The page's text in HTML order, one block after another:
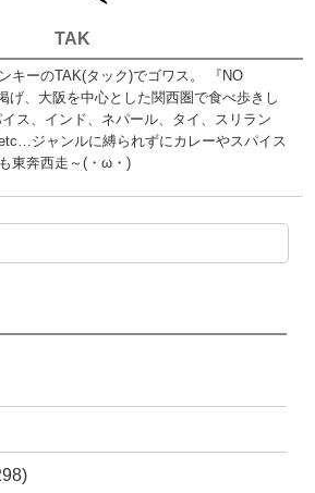
TAK
キーのTAK(タック)でゴワス。 『NO
げ、大阪を中心とした関西圏で食べ歩きし
ス、インド、ネパール、タイ、スリラン
ジャンルに縛られずにカレーやスパイス
東奔西走～(・ω・)